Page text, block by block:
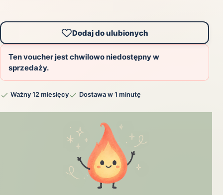
Dodaj do ulubionych
Ten voucher jest chwilowo niedostępny w
sprzedaży.
Ważny 12 miesięcy Dostawa w 1 minutę